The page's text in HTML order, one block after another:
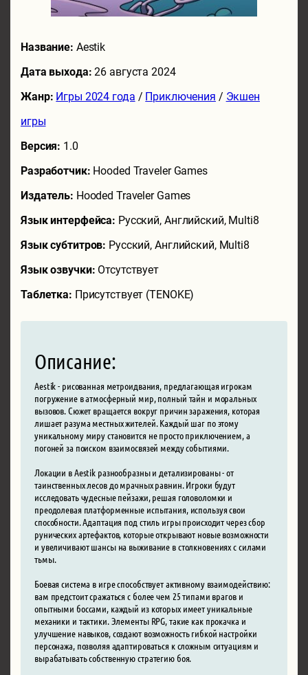
Название: Aestik
Дата выхода:26 августа 2024
Жанр: Игры 2024 года / Приключения / Экшен
игры
Версия: 1.0
Разработчик: Hooded Traveler Games
Издатель: Hooded Traveler Games
Язык интерфейса: Русский, Английский, Multi8
Язык субтитров: Русский, Английский, Multi8
Язык озвучки: Отсутствует
Таблетка: Присутствует (TENOKE)
Описание:
Aestik - рисованная метроидвания, предлагающая игрокам
погружение в атмосферный мир, полный тайн и моральных
вызовов. Сюжет вращается вокруг причин заражения, которая
лишает разума местных жителей. Каждый шаг по этому
уникальному миру становится не просто приключением, а
погоней за поиском взаимосвязей между событиями.
Локации в Aestik разнообразны и детализированы - от
таинственных лесов до мрачных равнин. Игроки будут
исследовать чудесные пейзажи, решая головоломки и
преодолевая платформенные испытания, используя свои
способности. Адаптация под стиль игры происходит через сбор
рунических артефактов, которые открывают новые возможности
и увеличивают шансы на выживание в столкновениях с силами
тьмы.
Боевая система в игре способствует активному взаимодействию:
вам предстоит сражаться с более чем 25 типами врагов и
опытными боссами, каждый из которых имеет уникальные
механики и тактики. Элементы RPG, такие как прокачка и
улучшение навыков, создают возможность гибкой настройки
персонажа, позволяя адаптироваться к сложным ситуациям и
вырабатывать собственную стратегию боя.